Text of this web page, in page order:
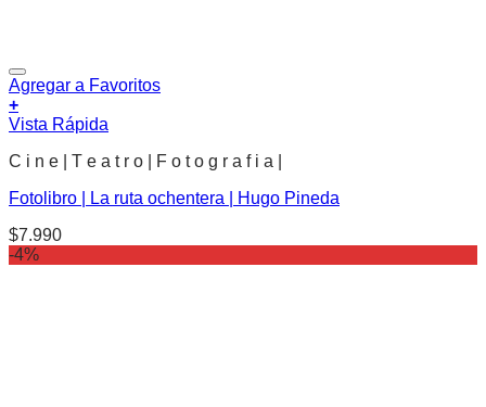
Agregar a Favoritos
+
Vista Rápida
C i n e | T e a t r o | F o t o g r a f i a |
Fotolibro | La ruta ochentera | Hugo Pineda
$7.990
-4%